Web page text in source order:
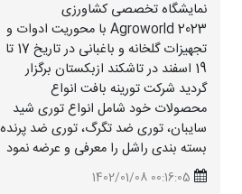
نمایشگاه تخصصی کشاورزی
Agroworld 2023 با محوریت ادوات و
تجهیزات گلخانه و باغبانی در تاریخ 17 تا
19 اسفند در تاشکند ازبکستان برگزار
گردید شرکت تورینه بافت انواع
محصولات خود شامل انواع توری شید
سایبان، توری ضد تگرگ، توری ضد
بسته بندی راشل را معرفی و عرضه نمود
00:16:05 1402/01/08